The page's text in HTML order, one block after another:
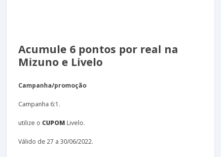
Acumule 6 pontos por real na
Mizuno e Livelo
Campanha/promoção
Campanha 6:1.
utilize o CUPOM Livelo.
Válido de 27 a 30/06/2022.